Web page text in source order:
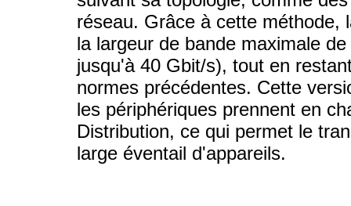
réseau. Grâce à cette méthode,
la largeur de bande maximale
jusqu'à 40 Gbit/s), tout en
normes précédentes. Cette
les périphériques prennent en
Distribution, ce qui permet le
large éventail d'appareils.